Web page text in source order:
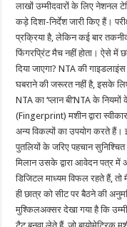
लाखों उम्मीदवारों के लिए नेशनल
कड़े दिशा-निर्देश जारी किए हैं।
प्रक्रिया है, लेकिन कई बार
फिंगरप्रिंट मैच नहीं होता। ऐसे में
दिया जाएगा? NTA की
घबराने की जरूरत नहीं है, इसके
NTA का ‘प्लान बी’NTA के
(Fingerprint) मशीन द्वारा
अन्य विकल्पों का उपयोग करते
पुतलियों के जरिए पहचान
मिलान उसके द्वारा आवेदन पत्र में
डिजिटल माध्यम विफल रहते हैं,
ही छात्र को सीट पर बैठने की
मुश्किलअक्सर देखा गया है कि